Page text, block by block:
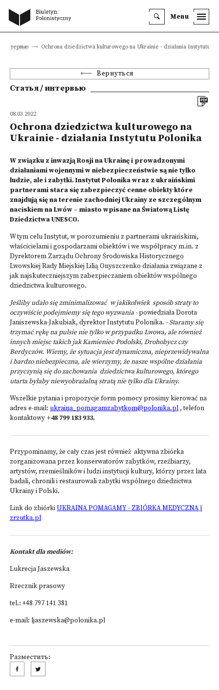
Menu
интервью Ochrona dziedzictwa kulturowego na Ukrainie - działania Instytutu
Вернуться
Статья / интервью
08.03.2022
Ochrona dziedzictwa kulturowego na
Ukrainie - działania Instytutu Polonika
W związku z inwazją Rosji na Ukrainę i prowadzonymi
działaniami wojennymi w niebezpieczeństwie są nie tylko
ludzie, ale i zabytki. Instytut Polonika wraz z ukraińskimi
partnerami stara się zabezpieczyć cenne obiekty które
znajdują się na terenie zachodniej Ukrainy ze szczególnym
naciskiem na Lwów – miasto wpisane na Światową Listę
Dziedzictwa UNESCO.
W tym celu Instytut, w porozumieniu z partnerami ukraińskimi,
właścicielami i gospodarzami obiektów i we współpracy m.in. z
Dyrektorem Zarządu Ochrony Środowiska Historycznego
Lwowskiej Rady Miejskiej Lilią Onyszczenko działania związane z
jak najskuteczniejszym zabezpieczaniem obiektów wspólnego
dziedzictwa kulturowego.
Jeśliby udało się zminimalizować w jakikolwiek sposób straty to
oczywiście podejmiemy się tego wyzwania -powiedziała Dorota
Janiszewska-Jakubiak, dyrektor Instytutu Polonika. - Staramy się
trzymać rękę na pulsie nie tylko w przypadku Lwowa, ale również
innych miejsc takich jak Kamieniec Podolski, Drohobycz czy
Berdyczów. Wiemy, że sytuacja jest dynamiczna, nieprzewidywalna
i bardzo niebezpieczna, ale wierzymy, że nasze wspólne działania
przyczynią się do zachowania dziedzictwa kulturowego, którego
utarta byłaby niewyobrażalną stratą nie tylko dla Ukrainy.
Wszelkie pytania i propozycje form pomocy prosimy kierować na
adres e-mail: ukraina_pomagamzabytkom@polonika.pl , telefon
kontaktowy +48 799 183 933.
Przypominamy, że cały czas jest również aktywna zbiórka
zorganizowana przez konserwatorów zabytków, rzeźbiarzy,
artystów, rzemieślników i ludzi instytucji kultury, którzy przez lata
badali, chronili i restaurowali zabytki wspólnego dziedzictwa
Ukrainy i Polski.
Link do zbiórkiUKRAINA POMAGAMY - ZBIÓRKA MEDYCZNA |
zrzutka.pl
Kontakt dla mediów:
Lukrecja Jaszewska
Rzecznik prasowy
tel.: +48 797 141 381
e-mail: ljaszewska@polonika.pl
Разместить: